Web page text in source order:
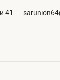
41